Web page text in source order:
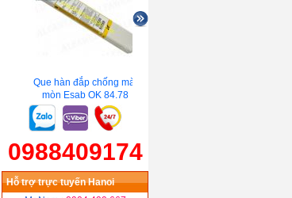
Que hàn đắp chống mài
mòn Esab OK 84.78
0988409174
Hỗ trợ trực tuyến Hanoi